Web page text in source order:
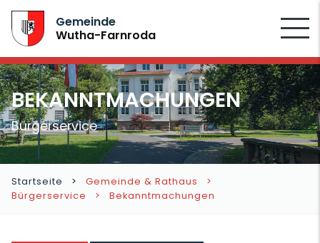
Gemeinde
Wutha-Farnroda
BEKANNTMACHUNGEN
Bürgerservice
Startseite
Gemeinde & Rathaus
Bürgerservice
Bekanntmachungen